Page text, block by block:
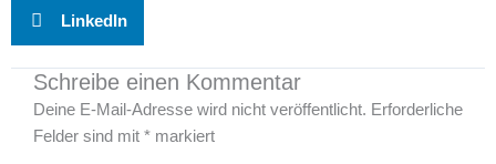
LinkedIn
Schreibe einen Kommentar
Deine E-Mail-Adresse wird nicht veröffentlicht. Erforderliche
Felder sind mit * markiert